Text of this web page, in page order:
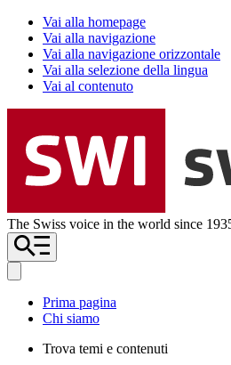
Vai alla homepage
Vai alla navigazione
Vai alla navigazione orizzontale
Vai alla selezione della lingua
Vai al contenuto
The Swiss voice in the world since
Prima pagina
Chi siamo
Trova temi e contenuti